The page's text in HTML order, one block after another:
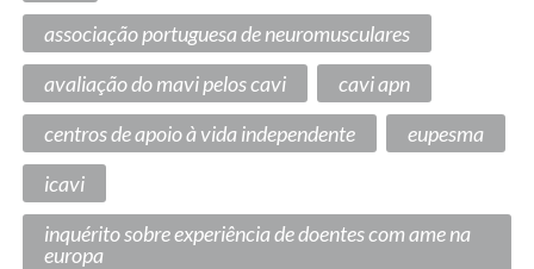
associação portuguesa de neuromusculares
avaliação do mavi pelos cavi
cavi apn
centros de apoio à vida independente
eupesma
icavi
inquérito sobre experiência de doentes com ame na
europa